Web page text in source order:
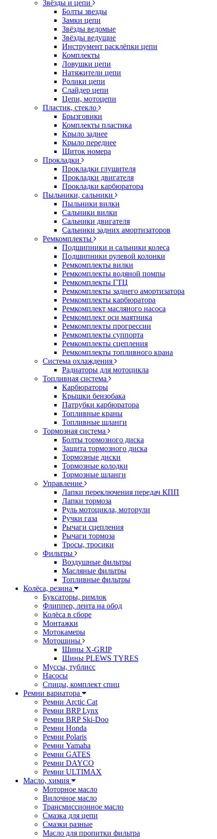
Звёзды и цепи
Болты звезды
Замки цепи
Звёзды ведомые
Звёзды ведущие
Инструмент расклёпки цепи
Комплекты
Ловушки цепи
Натяжители цепи
Ролики цепи
Слайдер цепи
Цепи, мотоцепи
Пластик, стекло
Брызговики
Комплекты пластика
Крыло заднее
Крыло переднее
Щиток номера
Прокладки
Прокладки глушителя
Прокладки двигателя
Прокладки карбюратора
Пыльники, сальники
Пыльники вилки
Сальники вилки
Сальники двигателя
Сальники задних амортизаторов
Ремкомплекты
Подшипники и сальники колеса
Подшипники рулевой колонки
Ремкомплекты вилки
Ремкомплекты водяной помпы
Ремкомплекты ГТЦ
Ремкомплекты заднего амортизатора
Ремкомплекты карбюратора
Ремкомплект масляного насоса
Ремкомплект оси маятника
Ремкомплекты прогрессии
Ремкомплекты суппорта
Ремкомплекты сцепления
Ремкомплекты топливного крана
Система охлаждения
Радиаторы для мотоцикла
Топливная система
Карбюраторы
Крышки бензобака
Патрубки карбюратора
Топливные краны
Топливные шланги
Тормозная система
Болты тормозного диска
Защита тормозного диска
Тормозные диски
Тормозные колодки
Тормозные шланги
Управление
Лапки переключения передач КПП
Лапки тормоза
Руль мотоцикла, моторули
Ручки газа
Рычаги сцепления
Рычаги тормоза
Тросы, тросики
Фильтры
Воздушные фильтры
Масляные фильтры
Топливные фильтры
Колёса, резина
Буксаторы, римлок
Флиппер, лента на обод
Колёса в сборе
Монтажки
Мотокамеры
Мотошины
Шины X-GRIP
Шины PLEWS TYRES
Муссы, тублисс
Насосы
Спицы, комплект спиц
Ремни вариатора
Ремни Arctic Cat
Ремни BRP Lynx
Ремни BRP Ski-Doo
Ремни Honda
Ремни Polaris
Ремни Yamaha
Ремни GATES
Ремни DAYCO
Ремни ULTIMAX
Масло, химия
Моторное масло
Вилочное масло
Трансмиссионное масло
Смазка для цепи
Смазки разные
Масло для пропитки фильтра